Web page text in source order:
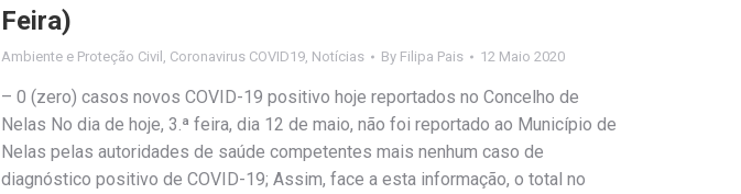
Feira)
Ambiente e Proteção Civil Coronavirus COVID19 Notícias By Filipa Pais 12 Maio 2020
– 0 (zero) casos novos COVID-19 positivo hoje reportados no Concelho de
Nelas No dia de hoje, 3.ª feira, dia 12 de maio, não foi reportado ao Município de
Nelas pelas autoridades de saúde competentes mais nenhum caso de
diagnóstico positivo de COVID-19; Assim, face a esta informação, o total no